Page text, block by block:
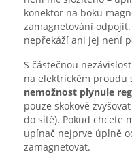
konektor na boku
zamagnetování
nepřekáží ani jej není
S částečnou
na elektrickém proudu
nemožnost plynule
pouze skokově
do sítě). Pokud chcete
upínač nejprve úplně
zamagnetovat.